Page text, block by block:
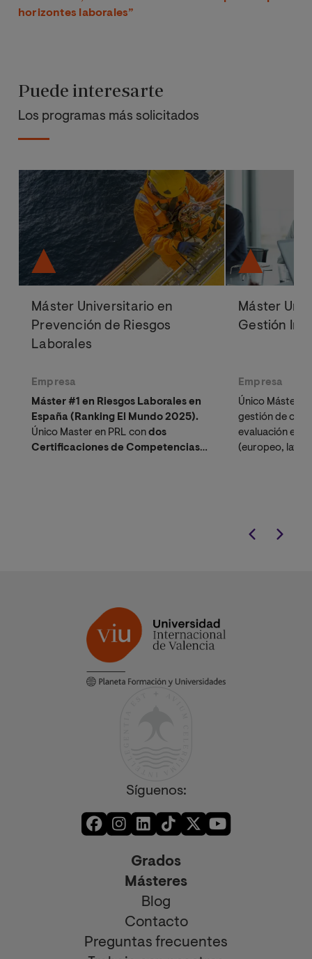
horizontes laborales”
Puede interesarte
Los programas más solicitados
Máster Universitario en
Prevención de Riesgos
Laborales
Empresa
Máster #1 en Riesgos Laborales en
España (Ranking El Mundo 2025).
Único Master en PRL con dos
Certificaciones de Competencias
Máster
Gestión
Empresa
Único Máster
gestión de
evaluación en
(europeo,
Síguenos:
Grados
Másteres
Blog
Contacto
Preguntas frecuentes